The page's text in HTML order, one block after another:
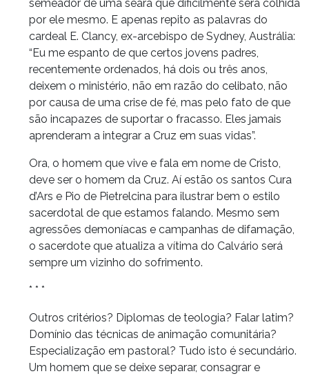
semeador de uma seara que dificilmente será colhida
por ele mesmo. E apenas repito as palavras do
cardeal E. Clancy, ex-arcebispo de Sydney, Austrália:
“Eu me espanto de que certos jovens padres,
recentemente ordenados, há dois ou três anos,
deixem o ministério, não em razão do celibato, não
por causa de uma crise de fé, mas pelo fato de que
são incapazes de suportar o fracasso. Eles jamais
aprenderam a integrar a Cruz em suas vidas”.
Ora, o homem que vive e fala em nome de Cristo,
deve ser o homem da Cruz. Aí estão os santos Cura
d’Ars e Pio de Pietrelcina para ilustrar bem o estilo
sacerdotal de que estamos falando. Mesmo sem
agressões demoníacas e campanhas de difamação,
o sacerdote que atualiza a vítima do Calvário será
sempre um vizinho do sofrimento.
* * *
Outros critérios? Diplomas de teologia? Falar latim?
Domínio das técnicas de animação comunitária?
Especialização em pastoral? Tudo isto é secundário.
Um homem que se deixe separar, consagrar e